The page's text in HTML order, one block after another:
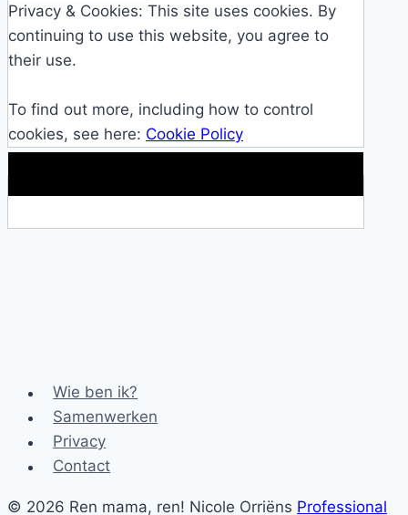
Privacy & Cookies: This site uses cookies. By
continuing to use this website, you agree to
their use.
To find out more, including how to control
cookies, see here: Cookie Policy
Wie ben ik?
Samenwerken
Privacy
Contact
© 2026 Ren mama, ren! Nicole Orriëns Professional